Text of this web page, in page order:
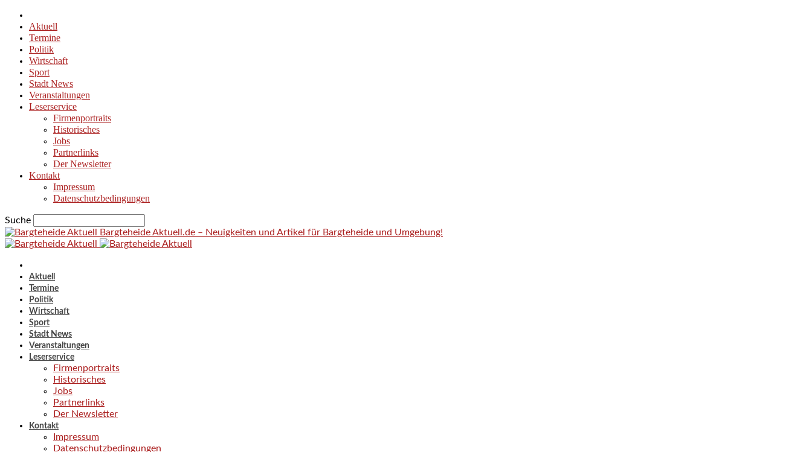
Aktuell
Termine
Politik
Wirtschaft
Sport
Stadt News
Veranstaltungen
Leserservice
Firmenportraits
Historisches
Jobs
Partnerlinks
Der Newsletter
Kontakt
Impressum
Datenschutzbedingungen
Suche
Bargteheide Aktuell.de – Neuigkeiten und Artikel für Bargteheide und Umgebung!
Aktuell
Termine
Politik
Wirtschaft
Sport
Stadt News
Veranstaltungen
Leserservice
Firmenportraits
Historisches
Jobs
Partnerlinks
Der Newsletter
Kontakt
Impressum
Datenschutzbedingungen